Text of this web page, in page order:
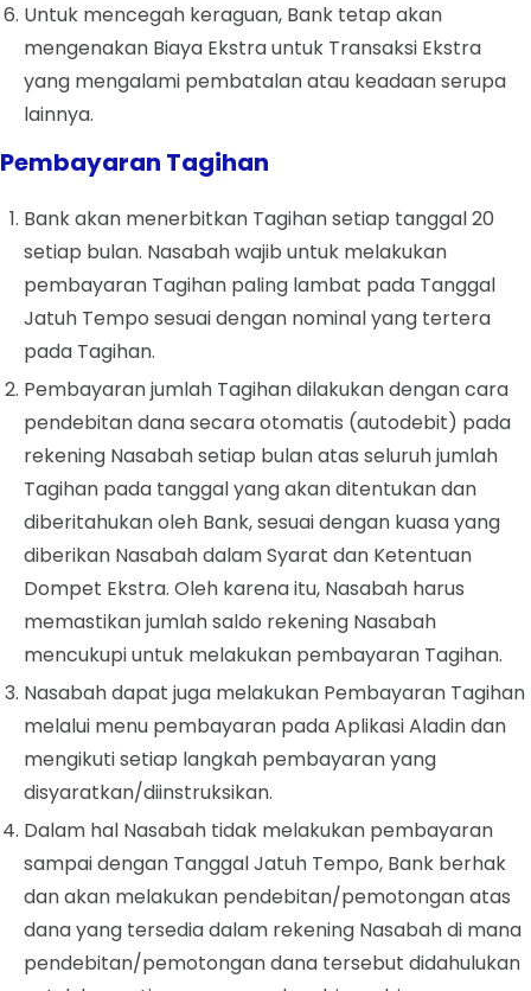
Untuk mencegah keraguan, Bank tetap akan
mengenakan Biaya Ekstra untuk Transaksi Ekstra
yang mengalami pembatalan atau keadaan serupa
lainnya.
Pembayaran Tagihan
Bank akan menerbitkan Tagihan setiap tanggal 20
setiap bulan. Nasabah wajib untuk melakukan
pembayaran Tagihan paling lambat pada Tanggal
Jatuh Tempo sesuai dengan nominal yang tertera
pada Tagihan.
Pembayaran jumlah Tagihan dilakukan dengan cara
pendebitan dana secara otomatis (autodebit) pada
rekening Nasabah setiap bulan atas seluruh jumlah
Tagihan pada tanggal yang akan ditentukan dan
diberitahukan oleh Bank, sesuai dengan kuasa yang
diberikan Nasabah dalam Syarat dan Ketentuan
Dompet Ekstra. Oleh karena itu, Nasabah harus
memastikan jumlah saldo rekening Nasabah
mencukupi untuk melakukan pembayaran Tagihan.
Nasabah dapat juga melakukan Pembayaran Tagihan
melalui menu pembayaran pada Aplikasi Aladin dan
mengikuti setiap langkah pembayaran yang
disyaratkan/diinstruksikan.
Dalam hal Nasabah tidak melakukan pembayaran
sampai dengan Tanggal Jatuh Tempo, Bank berhak
dan akan melakukan pendebitan/pemotongan atas
dana yang tersedia dalam rekening Nasabah di mana
pendebitan/pemotongan dana tersebut didahulukan